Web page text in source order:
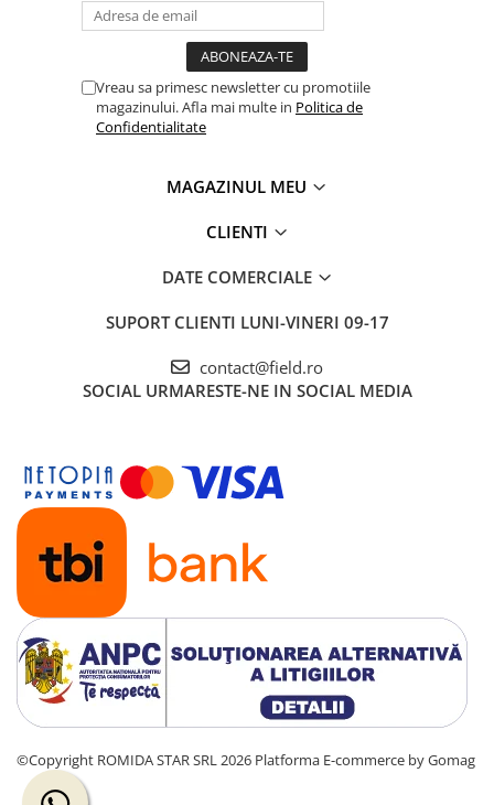
Vreau sa primesc newsletter cu promotiile
magazinului. Afla mai multe in Politica de
Confidentialitate
MAGAZINUL MEU
CLIENTI
DATE COMERCIALE
SUPORT CLIENTI LUNI-VINERI 09-17
contact@field.ro
SOCIAL URMARESTE-NE IN SOCIAL MEDIA
©Copyright ROMIDA STAR SRL 2026 Platforma E-commerce by Gomag